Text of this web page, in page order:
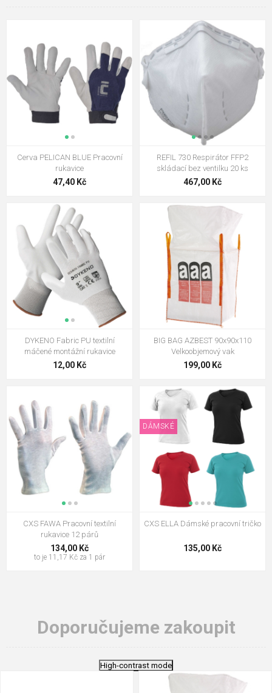
Cerva PELICAN BLUE Pracovní
rukavice
47,40 Kč
REFIL 730 Respirátor FFP2
skládací bez ventilku 20 ks
467,00 Kč
DYKENO Fabric PU textilní
máčené montážní rukavice
12,00 Kč
BIG BAG AZBEST 90x90x110
Velkoobjemový vak
199,00 Kč
CXS FAWA Pracovní textilní
rukavice 12 párů
134,00 Kč
to je 11,17 Kč za 1 pár
DÁMSKÉ
CXS ELLA Dámské pracovní tričko
135,00 Kč
Doporučujeme zakoupit
High-contrast mode